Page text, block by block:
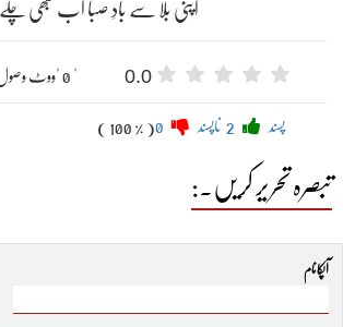
اپنی بلا سے بادِ صبا اب کبھی چلے
0.0 " 0 "ووٹ وصول ہوئے۔
پسند ناپسند ( 100 % )
تبصرہ تحریر کریں۔:
آپکا نام